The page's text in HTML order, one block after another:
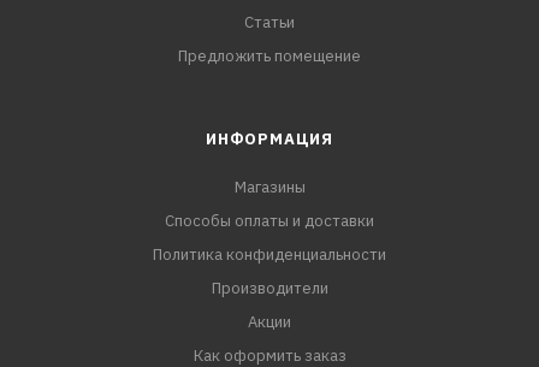
Статьи
Предложить помещение
ИНФОРМАЦИЯ
Магазины
Способы оплаты и доставки
Политика конфиденциальности
Производители
Акции
Как оформить заказ